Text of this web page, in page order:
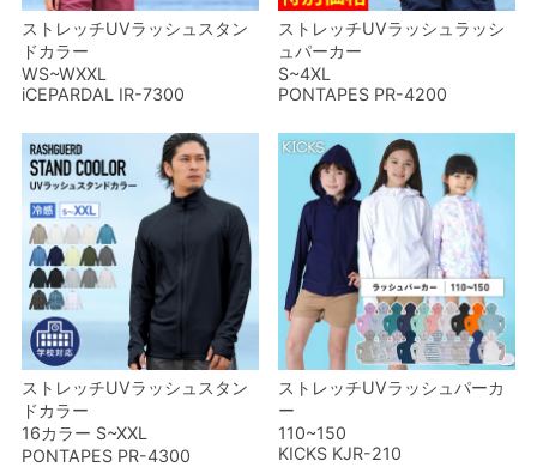
ストレッチUVラッシュスタン
ドカラー
WS~WXXL
iCEPARDAL IR-7300
ストレッチUVラッシュラッシ
ュパーカー
S~4XL
PONTAPES PR-4200
ストレッチUVラッシュスタン
ドカラー
16カラー S~XXL
PONTAPES PR-4300
ストレッチUVラッシュパーカ
ー
110~150
KICKS KJR-210